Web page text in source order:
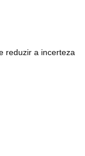
reduzir a incerteza